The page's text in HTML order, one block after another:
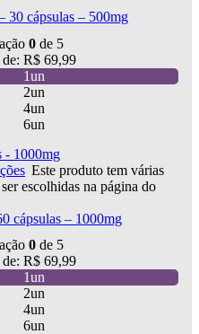
30 cápsulas – 500mg
0 de 5
R$ 69,99
1un
2un
4un
6un
Este produto tem várias
escolhidas na página do
cápsulas – 1000mg
0 de 5
R$ 69,99
1un
2un
4un
6un